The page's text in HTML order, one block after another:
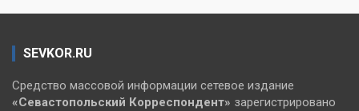
SEVKOR.RU
Средство массовой информации сетевое издание
«Севастопольский Корреспондент» зарегистрировано